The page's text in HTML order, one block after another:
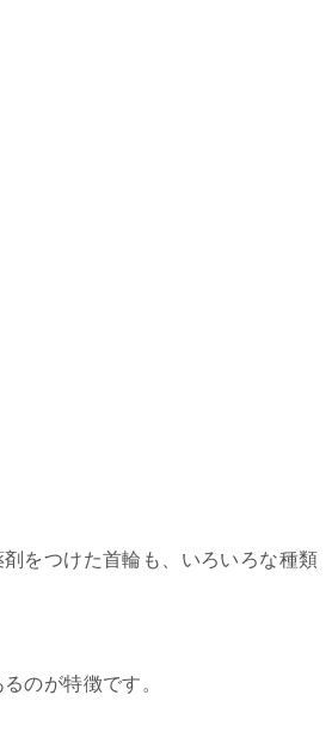
剤をつけた首輪も、いろいろな種類
のが特徴です。